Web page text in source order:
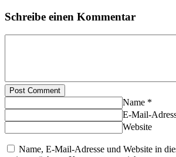
Schreibe einen Kommentar
Post Comment
Name *
E-Mail-
Website
Name, E-Mail-Adresse und Website in